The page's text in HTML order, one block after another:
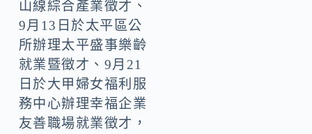
山線綜合產業徵才、
9月13日於太平區公
所辦理太平盛事樂齡
就業暨徵才、9月21
日於大甲婦女福利服
務中心辦理幸福企業
友善職場就業徵才，